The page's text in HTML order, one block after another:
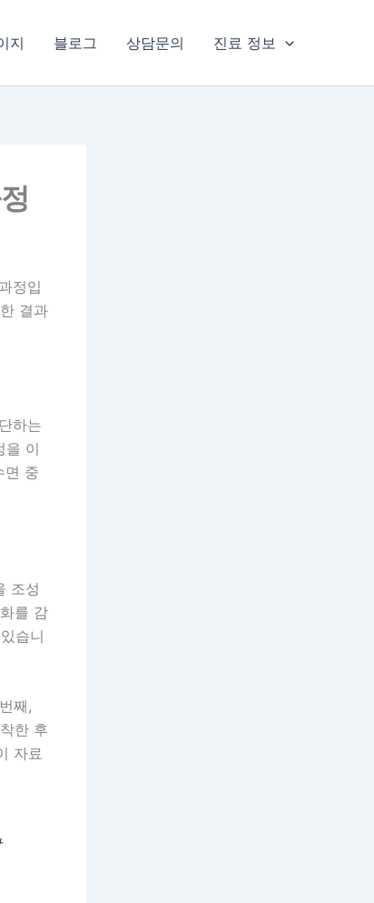
지 블로그 상담문의 진료 정보
정입
결과
하는
을 이
면 중
조성
를 감
습니
째,
한 후
자료